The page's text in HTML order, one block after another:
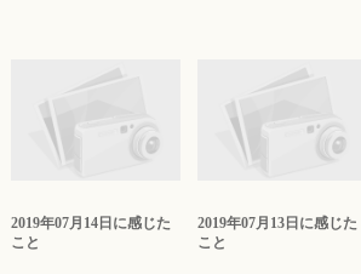
2019年07月14日に感じた
こと
2019年07月13日に感じた
こと